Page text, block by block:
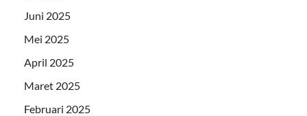
Juni 2025
Mei 2025
April 2025
Maret 2025
Februari 2025